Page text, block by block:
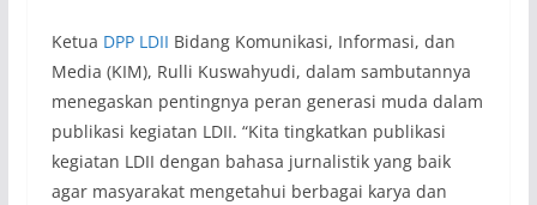
Ketua DPP LDII Bidang Komunikasi, Informasi, dan
Media (KIM), Rulli Kuswahyudi, dalam sambutannya
menegaskan pentingnya peran generasi muda dalam
publikasi kegiatan LDII. “Kita tingkatkan publikasi
kegiatan LDII dengan bahasa jurnalistik yang baik
agar masyarakat mengetahui berbagai karya dan